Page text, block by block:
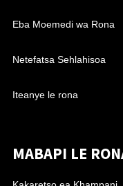
Eba Moemedi wa Rona
Netefatsa Sehlahisoa
Iteanye le rona
MABAPI LE